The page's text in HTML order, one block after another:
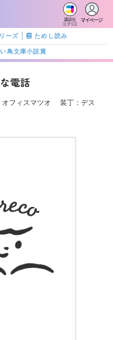
講談社
コクリコ
マイページ
ーズ
ためし読み
鳥文庫小説賞
電話
フィスマツオ 装丁：デス